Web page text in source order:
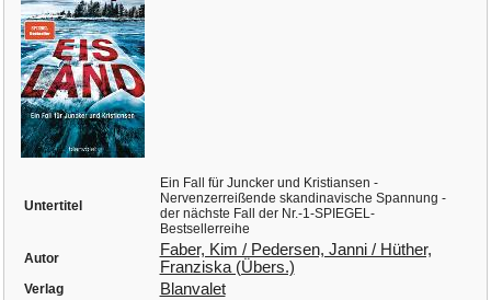
Untertitel
Ein Fall für Juncker und Kristiansen -
Nervenzerreißende skandinavische Spannung -
der nächste Fall der Nr.-1-SPIEGEL-
Bestsellerreihe
Autor
Faber, Kim / Pedersen, Janni / Hüther,
Franziska (Übers.)
Verlag Blanvalet